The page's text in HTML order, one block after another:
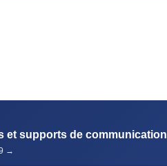
et supports de communication
→